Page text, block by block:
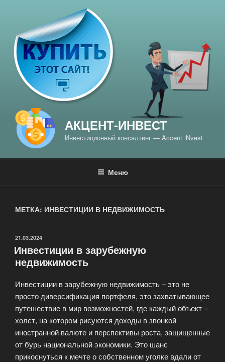
содержимому
АКЦЕНТ-ИНВЕСТ
Инвестиционный консалтинг — Accent iNvest
Меню
МЕТКА: ИНВЕСТИЦИИ В НЕДВИЖИМОСТЬ
ОПУБЛИКОВАНО
21.03.2024
Инвестиции в зарубежную
недвижимость
Инвестиции в зарубежную недвижимость – это не
просто диверсификация портфеля, это захватывающее
путешествие в мир возможностей, где каждый объект –
холст, на котором рисуются доходы в звонкой
иностранной валюте и перспективы роста, защищенные
от бурь национальной экономики. Это шанс
прикоснуться к мечте о собственном уголке вдали от